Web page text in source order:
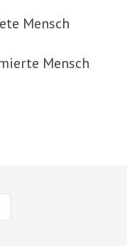
Mensch
Mensch